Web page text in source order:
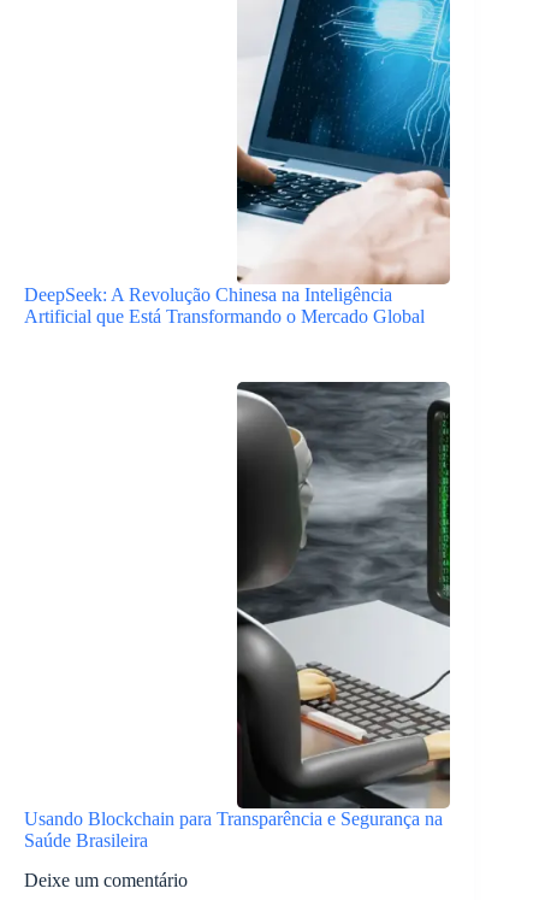
DeepSeek: A Revolução Chinesa na Inteligência
Artificial que Está Transformando o Mercado Global
Usando Blockchain para Transparência e Segurança na
Saúde Brasileira
Deixe um comentário